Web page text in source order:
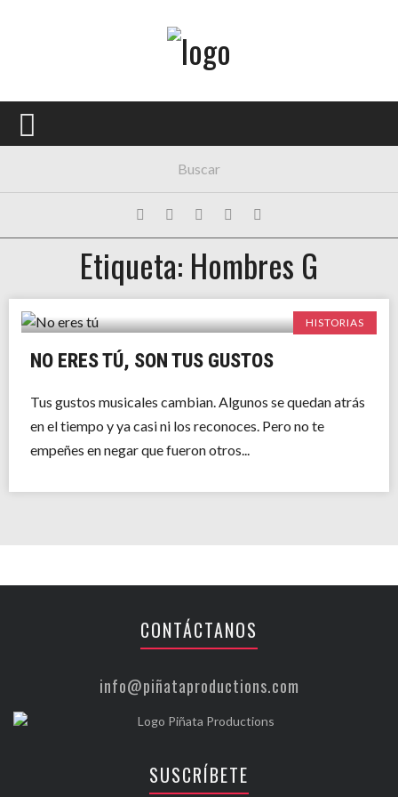
PORTADA
FESTIVALES
EXPOSICIONES
HISTORIAS
Etiqueta: Hombres G
HISTORIAS
NO ERES TÚ, SON TUS GUSTOS
Tus gustos musicales cambian. Algunos se quedan atrás
en el tiempo y ya casi ni los reconoces. Pero no te
empeñes en negar que fueron otros...
CONTÁCTANOS
info@piñataproductions.com
SUSCRÍBETE